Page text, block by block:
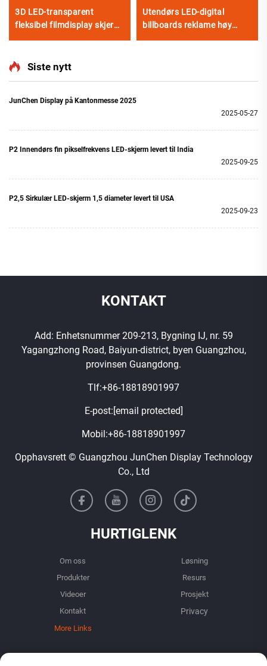
3D LED-transparent
fleksibel filmdisplay skjerm
videovegg digital plakat bil
Utendørs LED-digital
billboards reklame høy
Siste nytt
JunChen Display på Kantonmesse 2025
2025-05-27
P2 Innendørs fin pikselfrekvens LED-skjerm levert til India
2025-09-25
P2,5 Sirkulær LED-skjerm 1,5 diameter levert til USA
2025-09-23
KONTAKT
Add: Enhetsnummer 209-213, Bygning IJ, nr. 59
Yagangzhong Road, Baiyun-district, byen Guangzhou,
provinsen Guangdong.
Tlf:+86-18818901997
E-post:[email protected]
Mobil:+86-18818901997
Opphavsrett © Guangzhou JunChen Display Technology
Co., Ltd
HURTIGLENK
Om oss
Løsning
Produkter
Resurs
Videoer
Prosjekt
Kontakt
More Links